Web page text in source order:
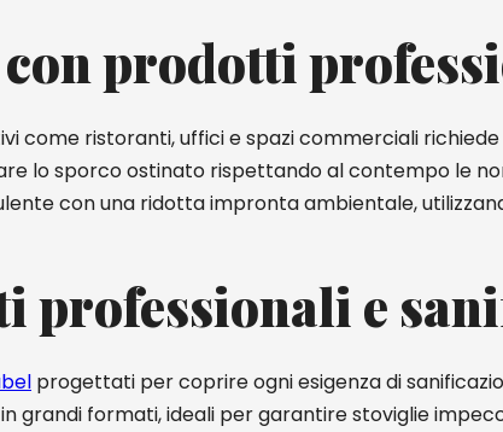
prodotti
ristoranti, uffici e spazi commerciali richiede
lo sporco ostinato rispettando al contempo le
con una ridotta impronta ambientale,
professionali e
progettati per coprire ogni esigenza di
formati, ideali per garantire stoviglie